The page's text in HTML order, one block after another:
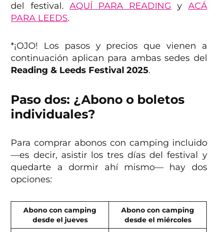
del festival. AQUÍ PARA READING y ACÁ
PARA LEEDS.
*¡OJO! Los pasos y precios que vienen a
continuación aplican para ambas sedes del
Reading & Leeds Festival 2025.
Paso dos: ¿Abono o boletos
individuales?
Para comprar abonos con camping incluido
—es decir, asistir los tres días del festival y
quedarte a dormir ahí mismo— hay dos
opciones:
Abono con camping
desde el jueves
Abono con camping
desde el miércoles